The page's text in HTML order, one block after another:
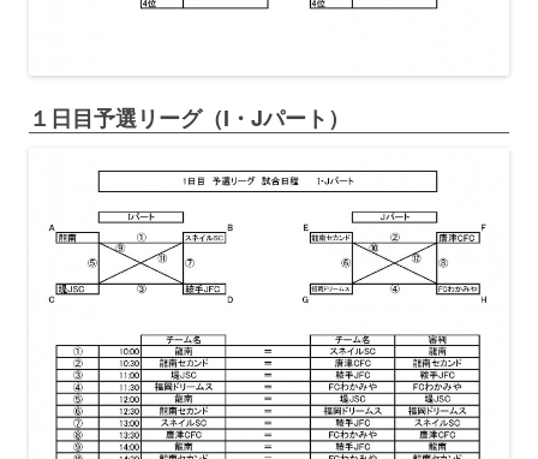
１日目予選リーグ（I・Jパート）